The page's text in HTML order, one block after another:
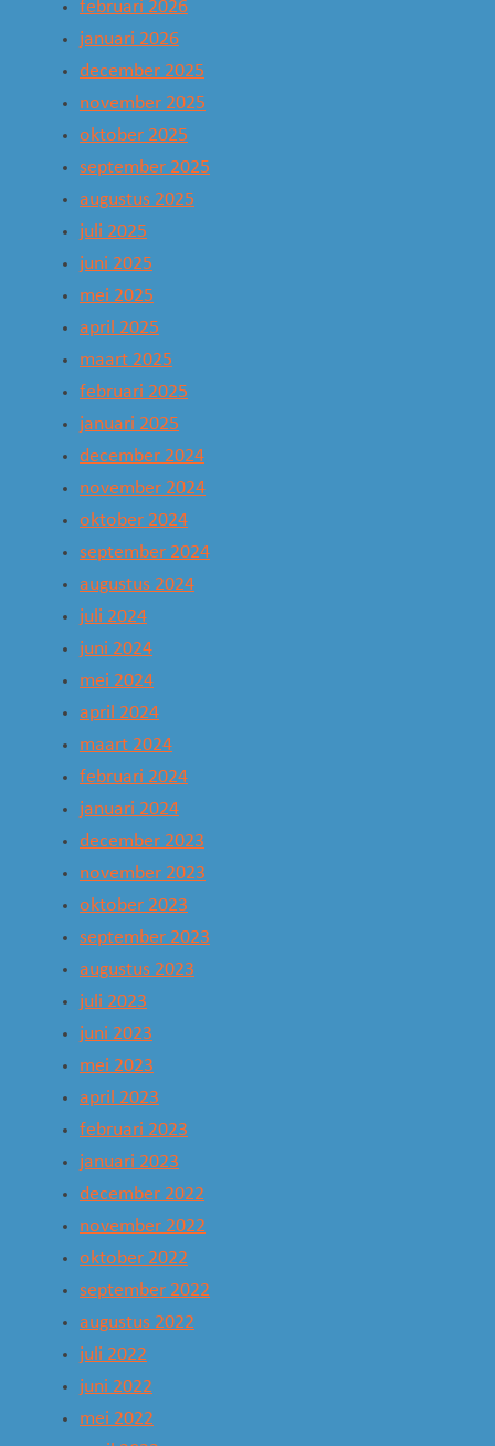
februari 2026
januari 2026
december 2025
november 2025
oktober 2025
september 2025
augustus 2025
juli 2025
juni 2025
mei 2025
april 2025
maart 2025
februari 2025
januari 2025
december 2024
november 2024
oktober 2024
september 2024
augustus 2024
juli 2024
juni 2024
mei 2024
april 2024
maart 2024
februari 2024
januari 2024
december 2023
november 2023
oktober 2023
september 2023
augustus 2023
juli 2023
juni 2023
mei 2023
april 2023
februari 2023
januari 2023
december 2022
november 2022
oktober 2022
september 2022
augustus 2022
juli 2022
juni 2022
mei 2022